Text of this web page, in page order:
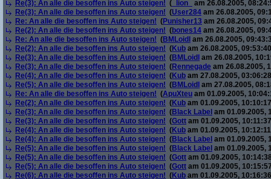
Re(3): An alle die besoffen ins Auto steigen! ( _lion_
am 26.08.2005,
Re(3): An alle die besoffen ins Auto steigen! (User284 am 26.08.2005,
Re: An alle die besoffen ins Auto steigen! (Punisher13 am 26.08.2005,
Re(2): An alle die besoffen ins Auto steigen! (bones14 am 26.08.2005,
Re: An alle die besoffen ins Auto steigen! (BMLoidl am 26.08.2005,
Re(2): An alle die besoffen ins Auto steigen! (Kub am 26.08.2005,
Re(3): An alle die besoffen ins Auto steigen! (BMLoidl am 26.08.2005,
Re(3): An alle die besoffen ins Auto steigen! (Rennegade am 26.08.2005,
Re(4): An alle die besoffen ins Auto steigen! (Kub am 27.08.2005,
Re(5): An alle die besoffen ins Auto steigen! (BMLoidl am 27.08.2005,
Re: An alle die besoffen ins Auto steigen! (ApuXteu am 01.09.2005,
Re(2): An alle die besoffen ins Auto steigen! (Kub am 01.09.2005,
Re(3): An alle die besoffen ins Auto steigen! (Black Label am 01.09.2005,
Re(3): An alle die besoffen ins Auto steigen! (Gott am 01.09.2005,
Re(4): An alle die besoffen ins Auto steigen! (Kub am 01.09.2005,
Re(4): An alle die besoffen ins Auto steigen! (Black Label am 01.09.2005,
Re(5): An alle die besoffen ins Auto steigen! (Black Label am 01.09.2005,
Re(5): An alle die besoffen ins Auto steigen! (Gott am 01.09.2005,
Re(5): An alle die besoffen ins Auto steigen! (Gott am 01.09.2005,
Re(6): An alle die besoffen ins Auto steigen! (Kub am 01.09.2005,